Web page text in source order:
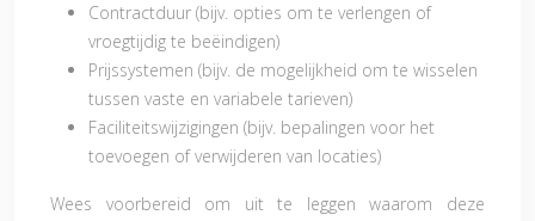
Contractduur (bijv. opties om te verlengen of
vroegtijdig te beëindigen)
Prijssystemen (bijv. de mogelijkheid om te wisselen
tussen vaste en variabele tarieven)
Faciliteitswijzigingen (bijv. bepalingen voor het
toevoegen of verwijderen van locaties)
Wees voorbereid om uit te leggen waarom deze